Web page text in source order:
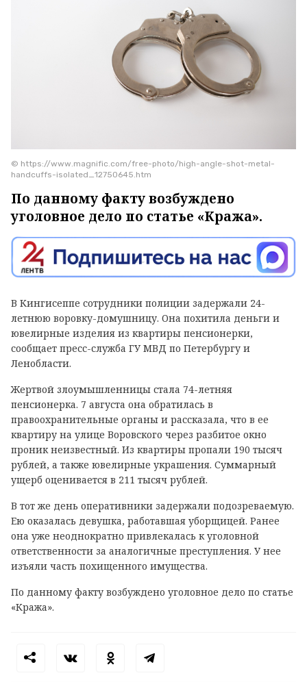
© https://www.magnific.com/free-photo/high-angle-shot-metal-
handcuffs-isolated_12750645.htm
По данному факту возбуждено
уголовное дело по статье «Кража».
В Кингисеппе сотрудники полиции задержали 24-
летнюю воровку-домушницу. Она похитила деньги и
ювелирные изделия из квартиры пенсионерки,
сообщает пресс-служба ГУ МВД по Петербургу и
Ленобласти.
Жертвой злоумышленницы стала 74-летняя
пенсионерка. 7 августа она обратилась в
правоохранительные органы и рассказала, что в ее
квартиру на улице Воровского через разбитое окно
проник неизвестный. Из квартиры пропали 190 тысяч
рублей, а также ювелирные украшения. Суммарный
ущерб оценивается в 211 тысяч рублей.
В тот же день оперативники задержали подозреваемую.
Ею оказалась девушка, работавшая уборщицей. Ранее
она уже неоднократно привлекалась к уголовной
ответственности за аналогичные преступления. У нее
изъяли часть похищенного имущества.
По данному факту возбуждено уголовное дело по статье
«Кража».